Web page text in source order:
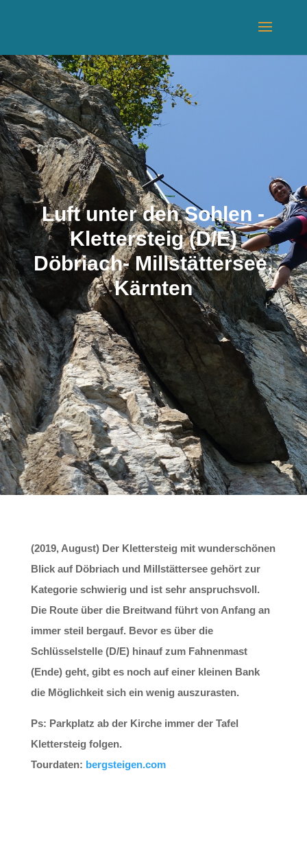
Luft unter den Sohlen -
Klettersteig (D/E)
Döbriach- Millstättersee,
Kärnten
(2019, August) Der Klettersteig mit wunderschönen
Blick auf Döbriach und Millstättersee gehört zur
Kategorie schwierig und ist sehr anspruchsvoll.
Die Route über die Breitwand führt von Anfang an
immer steil bergauf. Bevor es über die
Schlüsselstelle (D/E) hinauf zum Fahnenmast
(Ende) geht, gibt es noch auf einer kleinen Bank
die Möglichkeit sich ein wenig auszurasten.
Ps: Parkplatz ab der Kirche immer der Tafel
Klettersteig folgen.
Tourdaten: bergsteigen.com